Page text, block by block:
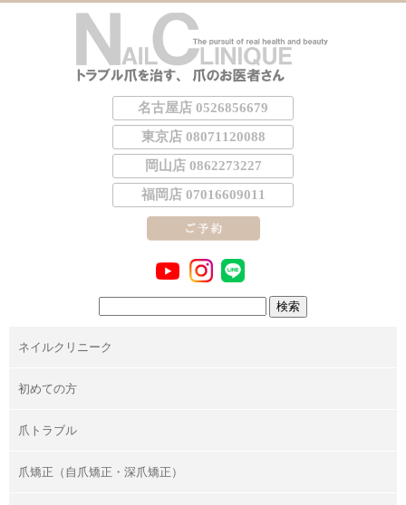
名古屋店 0526856679
東京店 08071120088
岡山店 0862273227
福岡店 07016609011
ネイルクリニーク
初めての方
爪トラブル
爪矯正（自爪矯正・深爪矯正）